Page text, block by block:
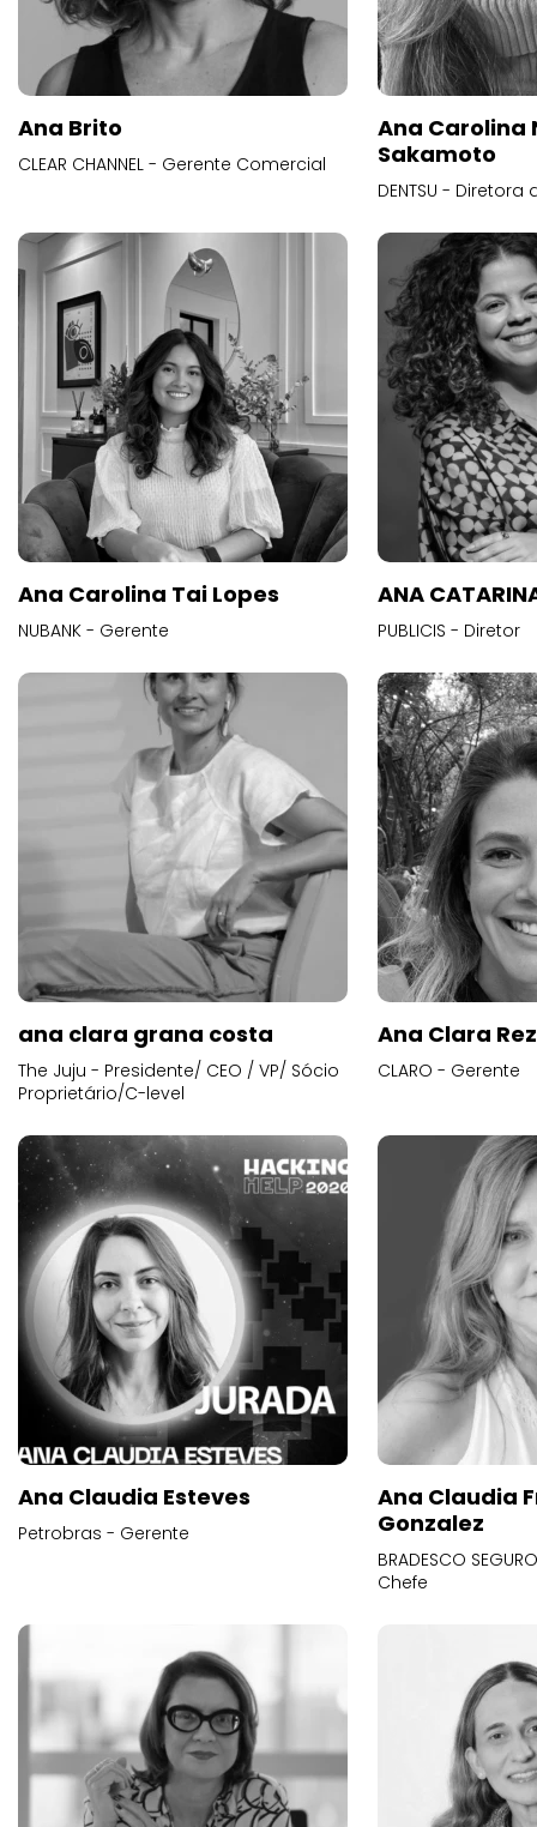
Ana Brito
CLEAR CHANNEL - Gerente Comercial
Ana Carolina
Sakamoto
DENTSU -
Ana Carolina Tai Lopes
NUBANK - Gerente
ANA
PUBLICIS - Diretor
ana clara grana costa
The Juju - Presidente/ CEO / VP/ Sócio
Proprietário/C-level
Ana Clara
CLARO - Gerente
Ana Claudia Esteves
Petrobras - Gerente
Ana Claudia
Gonzalez
BRADESCO
Chefe